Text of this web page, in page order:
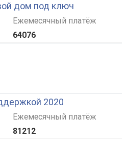
дом под ключ
Ежемесячный платёж
64076
2020
Ежемесячный платёж
81212